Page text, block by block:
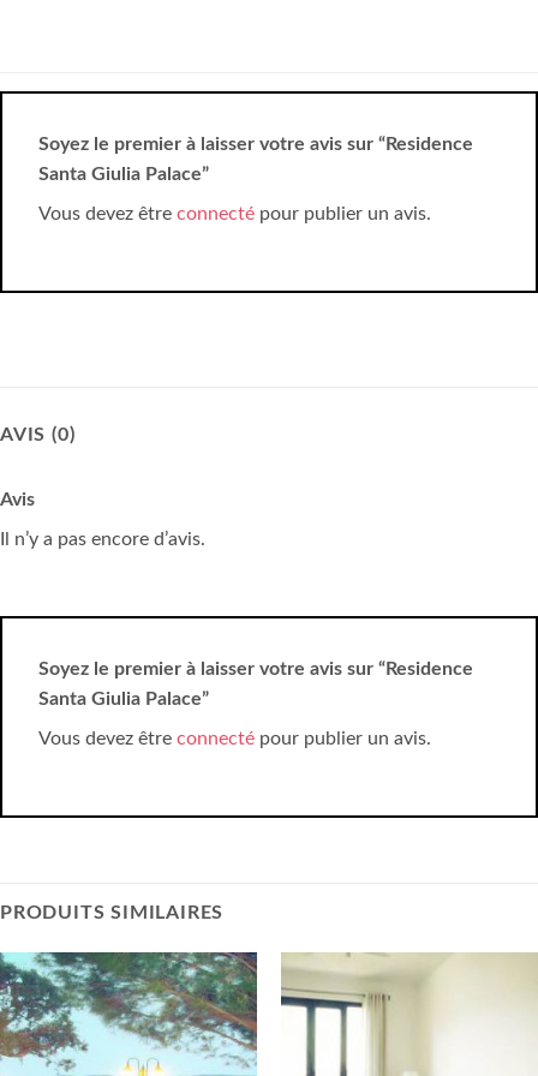
Soyez le premier à laisser votre avis sur “Residence
Santa Giulia Palace”
Vous devez être connecté pour publier un avis.
AVIS (0)
Avis
Il n’y a pas encore d’avis.
Soyez le premier à laisser votre avis sur “Residence
Santa Giulia Palace”
Vous devez être connecté pour publier un avis.
PRODUITS SIMILAIRES